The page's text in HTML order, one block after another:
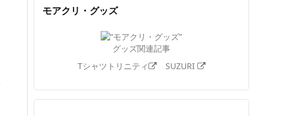
モアクリ・グッズ
グッズ関連記事
Tシャツトリニティ
SUZURI